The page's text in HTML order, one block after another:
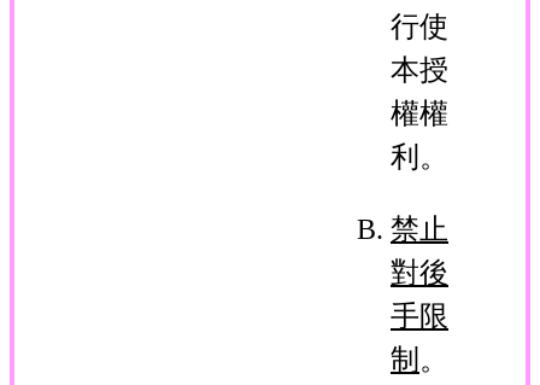
行使
本授
權權
利。
禁止
對後
手限
制 。